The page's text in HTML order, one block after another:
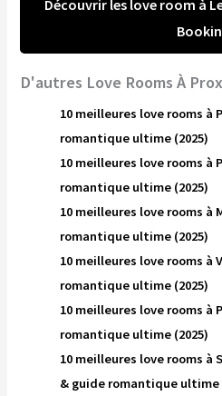
Découvrir les love room à
D'autres Love Rooms À
10 meilleures love rooms à
romantique ultime (2025)
10 meilleures love rooms à
romantique ultime (2025)
10 meilleures love rooms à
romantique ultime (2025)
10 meilleures love rooms à
romantique ultime (2025)
10 meilleures love rooms à
romantique ultime (2025)
10 meilleures love rooms à
& guide romantique ultime